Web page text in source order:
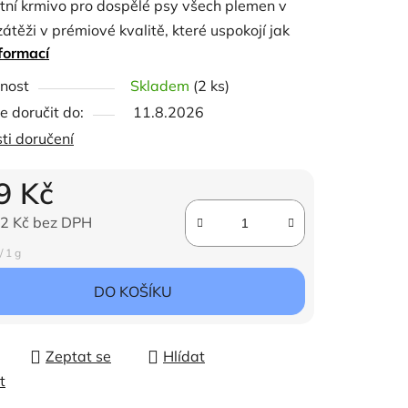
krmivo pro dospělé psy všech plemen v
v prémiové kvalitě, které uspokojí jak
vyváženou stravu v průběhu
života vašeho psa. Navíc vás jistě
vašemu psovi můžete dopřát skvělou chuť
za přiměřenou cenu.
živin ve vysoké kvalitě a lahodnou chuť
obsahuje čerstvé maso bez kosti.
Skladem (2 ks)
doručit do:
11.8.2026
doručení
Kč
Kč bez DPH
1 g
DO KOŠÍKU
Zeptat se
Hlídat